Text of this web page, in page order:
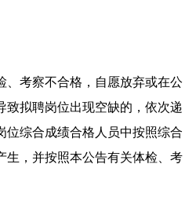
考察不合格，自愿放弃或在公
致拟聘岗位出现空缺的，依次递
位综合成绩合格人员中按照综合
生，并按照本公告有关体检、考